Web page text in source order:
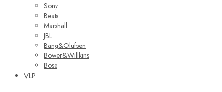
Sony
Beats
Marshall
JBL
Bang&Olufsen
Bower&Willkins
Bose
VLP